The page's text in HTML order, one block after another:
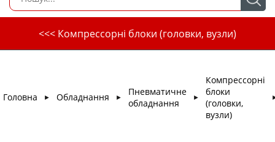
<<< Компрессорні блоки (головки, вузли)
Головна ► Обладнання ►
Пневматичне
обладнання
►
Компрессорні
блоки
(головки,
вузли)